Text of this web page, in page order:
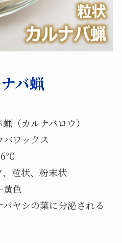
バ蝋
カルナバロウ）
ワックス
状、粉末状
色
シの葉に分泌される